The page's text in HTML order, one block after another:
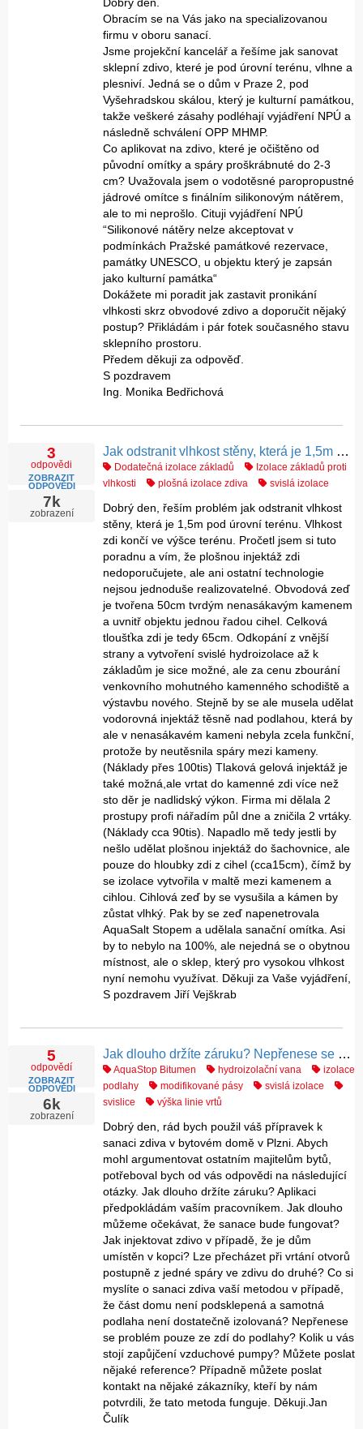
Obracím se na Vás jako na specializovanou
firmu v oboru sanací.
Jsme projekční kancelář a řešíme jak sanovat
sklepní zdivo, které je pod úrovní terénu, vlhne a
plesniví. Jedná se o dům v Praze 2, pod
Vyšehradskou skálou, který je kulturní památkou,
takže veškeré zásahy podléhají vyjádření NPÚ a
následně schválení OPP MHMP.
Co aplikovat na zdivo, které je očištěno od
původní omítky a spáry proškrábnuté do 2-3
cm? Uvažovala jsem o vodotěsné paropropustné
jádrové omítce s finálním silikonovým nátěrem,
ale to mi neprošlo. Cituji vyjádření NPÚ
“Silikonové nátěry nelze akceptovat v
podmínkách Pražské památkové rezervace,
památky UNESCO, u objektu který je zapsán
jako kulturní památka“
Dokážete mi poradit jak zastavit pronikání
vlhkosti skrz obvodové zdivo a doporučit nějaký
postup? Přikládám i pár fotek současného stavu
sklepního prostoru.
Předem děkuji za odpověď.
S pozdravem
Ing. Monika Bedřichová
3
odpovědi
ZOBRAZIT
ODPOVĚDI
7k
zobrazení
Jak odstranit vlhkost stěny, která je 1,5m pod úrovní terénu ?
Dodatečná izolace základů
Izolace základů proti
vlhkosti
plošná izolace zdiva svislá izolace
Dobrý den, řeším problém jak odstranit vlhkost
stěny, která je 1,5m pod úrovní terénu. Vlhkost
zdi končí ve výšce terénu. Pročetl jsem si tuto
poradnu a vím, že plošnou injektáž zdi
nedoporučujete, ale ani ostatní technologie
nejsou jednoduše realizovatelné. Obvodová zeď
je tvořena 50cm tvrdým nenasákavým kamenem
a uvnitř objektu jednou řadou cihel. Celková
tloušťka zdi je tedy 65cm. Odkopání z vnější
strany a vytvoření svislé hydroizolace až k
základům je sice možné, ale za cenu zbourání
venkovního mohutného kamenného schodiště a
výstavbu nového. Stejně by se ale musela udělat
vodorovná injektáž těsně nad podlahou, která by
ale v nenasákavém kameni nebyla zcela funkční,
protože by neutěsnila spáry mezi kameny.
(Náklady přes 100tis) Tlaková gelová injektáž je
také možná,ale vrtat do kamenné zdi více než
sto děr je nadlidský výkon. Firma mi dělala 2
prostupy profi nářadím půl dne a zničila 2 vrtáky.
(Náklady cca 90tis). Napadlo mě tedy jestli by
nešlo udělat plošnou injektáž do šachovnice, ale
pouze do hloubky zdi z cihel (cca15cm), čímž by
se izolace vytvořila v maltě mezi kamenem a
cihlou. Cihlová zeď by se vysušila a kámen by
zůstat vlhký. Pak by se zeď napenetrovala
AquaSalt Stopem a udělala sanační omítka. Asi
by to nebylo na 100%, ale nejedná se o obytnou
místnost, ale o sklep, který pro vysokou vlhkost
nyní nemohu využívat. Děkuji za Vaše vyjádření,
S pozdravem Jiří Vejškrab
5
odpovědí
ZOBRAZIT
ODPOVĚDI
6k
zobrazení
Jak dlouho držíte záruku? Nepřenese se problém pouze ze zdí do podlahy?
AquaStop Bitumen hydroizolační vana
izolace
podlahy
modifikované pásy
svislá izolace
svislice
výška linie vrtů
Dobrý den, rád bych použil váš přípravek k
sanaci zdiva v bytovém domě v Plzni. Abych
mohl argumentovat ostatním majitelům bytů,
potřeboval bych od vás odpovědi na následující
otázky. Jak dlouho držíte záruku? Aplikaci
předpokládám vaším pracovníkem. Jak dlouho
můžeme očekávat, že sanace bude fungovat?
Jak injektovat zdivo v případě, že je dům
umístěn v kopci? Lze přecházet při vrtání otvorů
postupně z jedné spáry ve zdivu do druhé? Co si
myslíte o sanaci zdiva vaší metodou v případě,
že část domu není podsklepená a samotná
podlaha není dostatečně izolovaná? Nepřenese
se problém pouze ze zdí do podlahy? Kolik u vás
stojí zapůjčení vzduchové pumpy? Můžete poslat
nějaké reference? Případně můžete poslat
kontakt na nějaké zákazníky, kteří by nám
potvrdili, že tato metoda funguje. Děkuji.Jan
Čulík